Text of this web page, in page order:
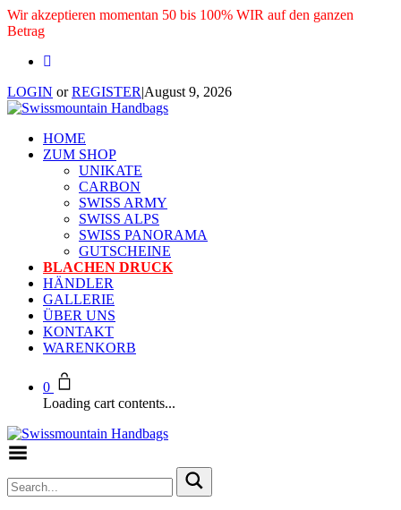
Wir akzeptieren momentan 50 bis 100% WIR auf den ganzen
Betrag
LOGIN orREGISTER|August 9, 2026
HOME
ZUM SHOP
UNIKATE
CARBON
SWISS ARMY
SWISS ALPS
SWISS PANORAMA
GUTSCHEINE
BLACHEN DRUCK
HÄNDLER
GALLERIE
ÜBER UNS
KONTAKT
WARENKORB
0
Loading cart contents...